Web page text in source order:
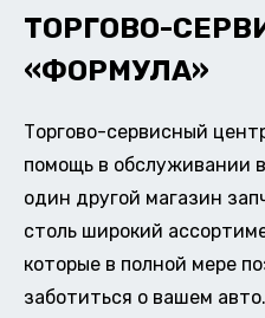
ТОРГОВО-
«ФОРМУЛА»
Торгово-сервисный
помощь в обслуживании
один другой магазин
столь широкий
которые в полной мере
заботиться о вашем